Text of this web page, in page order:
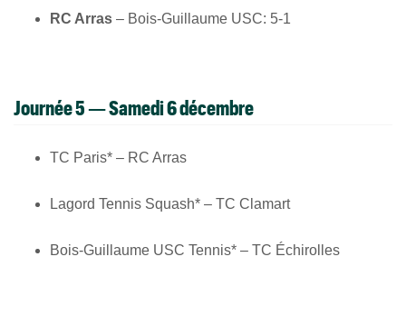
RC Arras – Bois-Guillaume USC: 5-1
Journée 5 — Samedi 6 décembre
TC Paris* – RC Arras
Lagord Tennis Squash* – TC Clamart
Bois-Guillaume USC Tennis* – TC Échirolles